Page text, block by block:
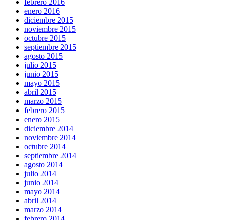
febrero 2016
enero 2016
diciembre 2015
noviembre 2015
octubre 2015
septiembre 2015
agosto 2015
julio 2015
junio 2015
mayo 2015
abril 2015
marzo 2015
febrero 2015
enero 2015
diciembre 2014
noviembre 2014
octubre 2014
septiembre 2014
agosto 2014
julio 2014
junio 2014
mayo 2014
abril 2014
marzo 2014